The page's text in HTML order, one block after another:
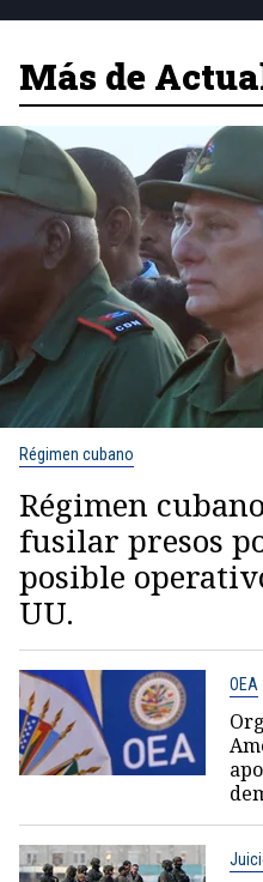
Más de
Régimen cubano
Régimen
fusilar presos
posible
UU.
OEA